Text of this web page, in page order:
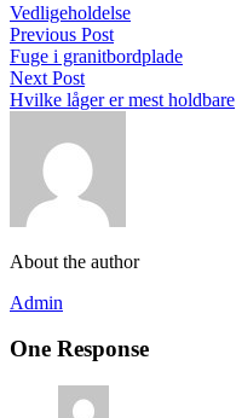
Vedligeholdelse
Previous Post
Fuge i granitbordplade
Next Post
Hvilke låger er mest holdbare
About the author
Admin
One Response